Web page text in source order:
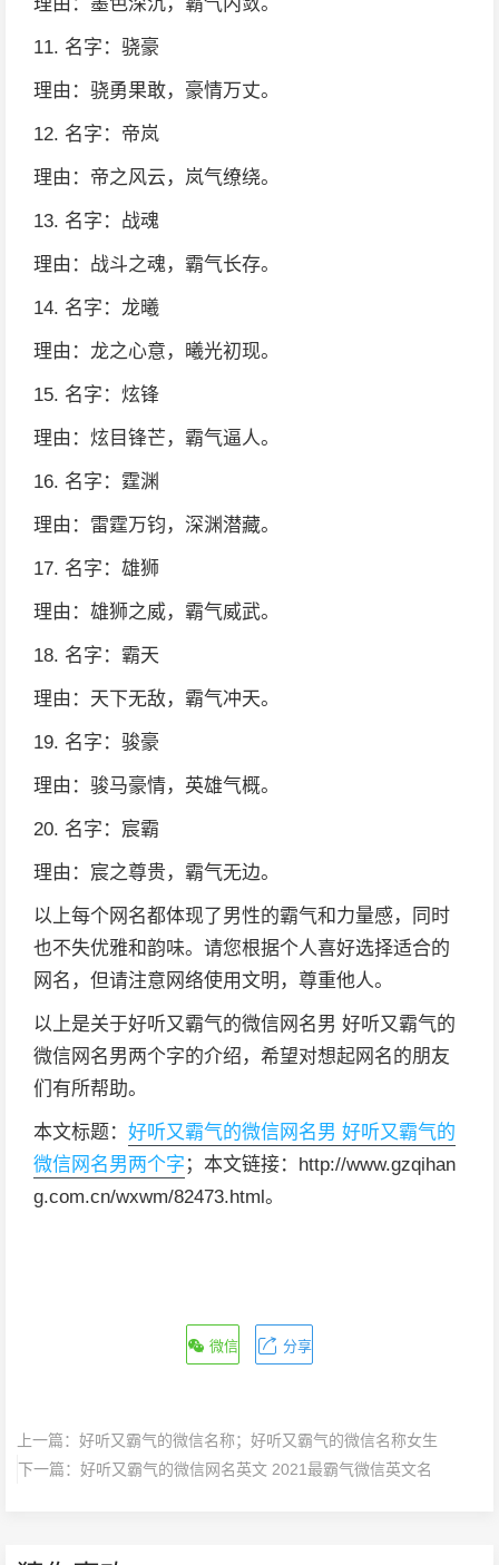
11. 名字：骁豪
理由：骁勇果敢，豪情万丈。
12. 名字：帝岚
理由：帝之风云，岚气缭绕。
13. 名字：战魂
理由：战斗之魂，霸气长存。
14. 名字：龙曦
理由：龙之心意，曦光初现。
15. 名字：炫锋
理由：炫目锋芒，霸气逼人。
16. 名字：霆渊
理由：雷霆万钧，深渊潜藏。
17. 名字：雄狮
理由：雄狮之威，霸气威武。
18. 名字：霸天
理由：天下无敌，霸气冲天。
19. 名字：骏豪
理由：骏马豪情，英雄气概。
20. 名字：宸霸
理由：宸之尊贵，霸气无边。
以上每个网名都体现了男性的霸气和力量感，同时
也不失优雅和韵味。请您根据个人喜好选择适合的
网名，但请注意网络使用文明，尊重他人。
以上是关于好听又霸气的微信网名男 好听又霸气的
微信网名男两个字的介绍，希望对想起网名的朋友
们有所帮助。
本文标题： 好听又霸气的微信网名男 好听又霸气的
微信网名男两个字 ；本文链接：http://www.gzqihan
g.com.cn/wxwm/82473.html。
微信 分享
上一篇： 好听又霸气的微信名称；好听又霸气的微信名称女生
下一篇： 好听又霸气的微信网名英文 2021最霸气微信英文名